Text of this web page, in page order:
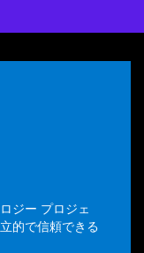
ジー プロジェ
的で信頼できる